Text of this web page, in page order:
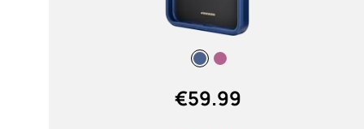
Non Removable (2)
€59.99